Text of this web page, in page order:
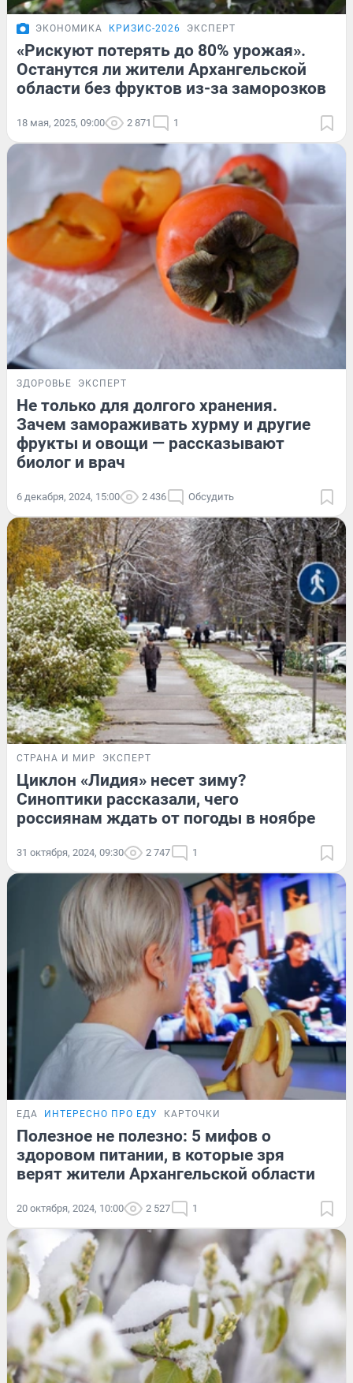
ЭКОНОМИКА КРИЗИС-2026 ЭКСПЕРТ
«Рискуют потерять до 80% урожая».
Останутся ли жители Архангельской
области без фруктов из-за заморозков
18 мая, 2025, 09:00 2 871 1
ЗДОРОВЬЕ ЭКСПЕРТ
Не только для долгого хранения.
Зачем замораживать хурму и другие
фрукты и овощи — рассказывают
биолог и врач
6 декабря, 2024, 15:00 2 436 Обсудить
СТРАНА И МИР ЭКСПЕРТ
Циклон «Лидия» несет зиму?
Синоптики рассказали, чего
россиянам ждать от погоды в ноябре
31 октября, 2024, 09:30 2 747 1
ЕДА ИНТЕРЕСНО ПРО ЕДУ КАРТОЧКИ
Полезное не полезно: 5 мифов о
здоровом питании, в которые зря
верят жители Архангельской области
20 октября, 2024, 10:00 2 527 1